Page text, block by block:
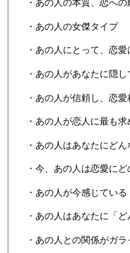
・あの人の本質、恋へ
・あの人の女傑タイプ
・あの人にとって、恋
・あの人があなたに隠
・あの人が信頼し、恋
・あの人が恋人に最も求
・あの人はあなたにど
・今、あの人は恋愛に
・あの人が今感じてい
・あの人はあなたに「
・あの人との関係がガ